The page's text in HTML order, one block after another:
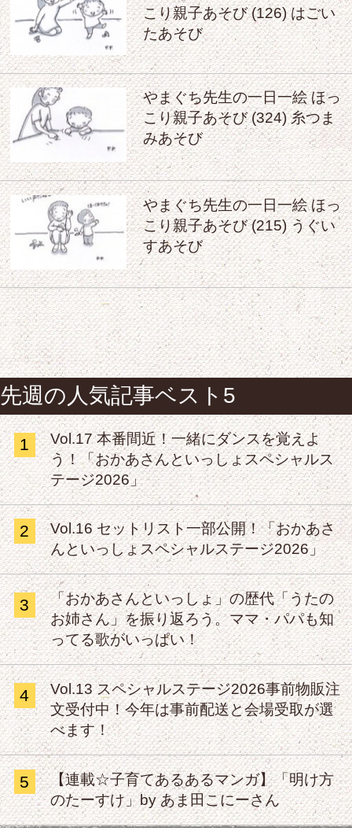
こり親子あそび (126) はごい
たあそび
やまぐち先生の一日一絵 ほっ
こり親子あそび (324) 糸つま
みあそび
やまぐち先生の一日一絵 ほっ
こり親子あそび (215) うぐい
すあそび
先週の人気記事ベスト5
1
Vol.17 本番間近！一緒にダンスを覚えよ
う！「おかあさんといっしょスペシャルス
テージ2026」
2
Vol.16 セットリスト一部公開！「おかあさ
んといっしょスペシャルステージ2026」
3
「おかあさんといっしょ」の歴代「うたの
お姉さん」を振り返ろう。ママ・パパも知
ってる歌がいっぱい！
4
Vol.13 スペシャルステージ2026事前物販注
文受付中！今年は事前配送と会場受取が選
べます！
5
【連載☆子育てあるあるマンガ】「明け方
のたーすけ」by あま田こにーさん